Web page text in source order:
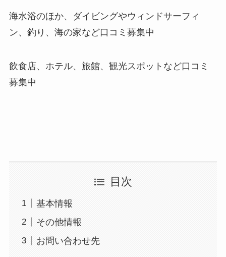
海水浴のほか、ダイビングやウィンドサーフィ
ン、釣り、海の家など口コミ募集中
飲食店、ホテル、旅館、観光スポットなど口コミ
募集中
目次
基本情報
その他情報
お問い合わせ先